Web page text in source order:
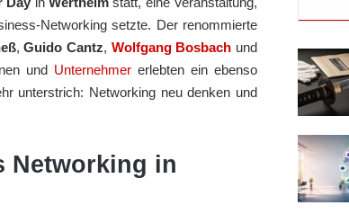
Networking setzte. Der renommierte
,Guido Cantz, Wolfgang Bosbach und
und Unternehmer erlebten ein ebenso
unterstrich: Networking neu denken und
Networking in